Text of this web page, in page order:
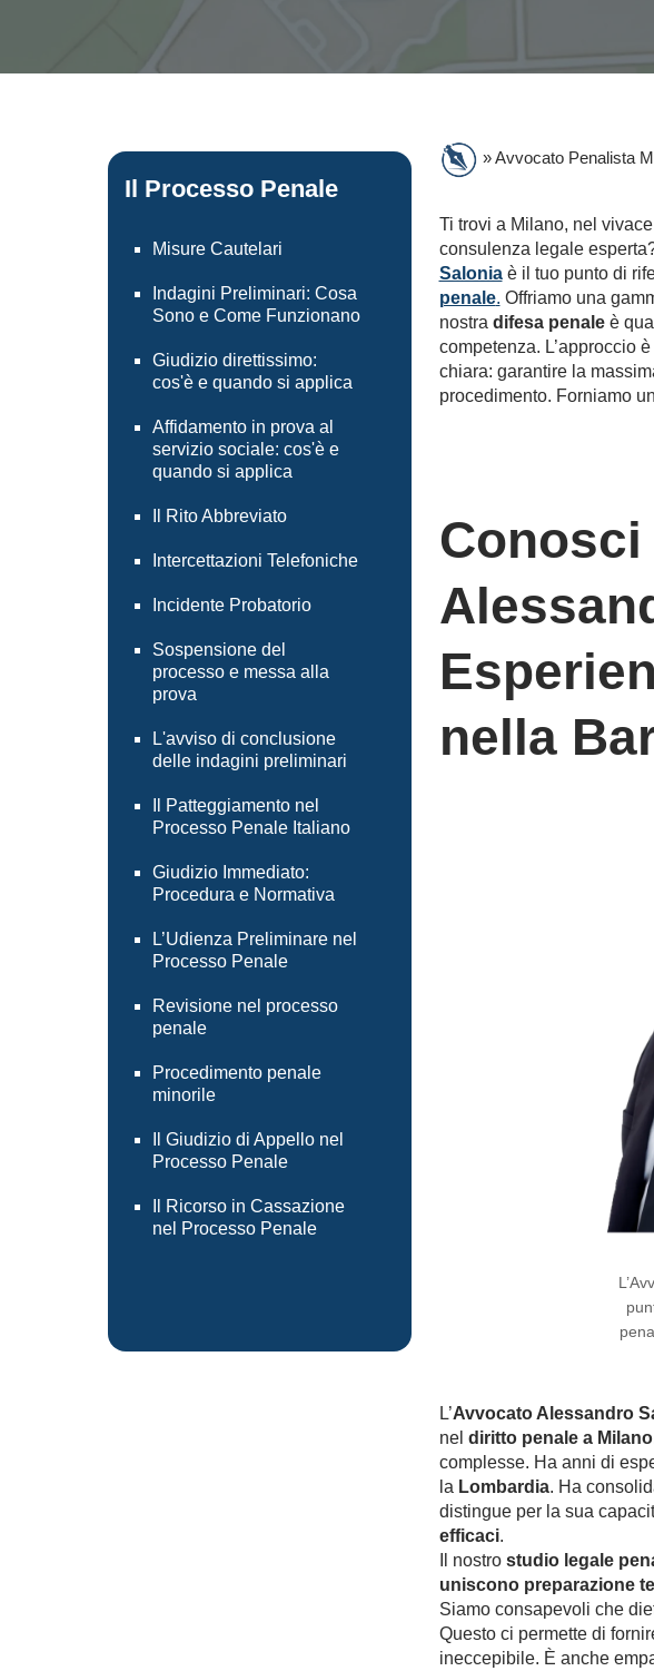
Il Processo Penale
Misure Cautelari
Indagini Preliminari: Cosa
Sono e Come Funzionano
Giudizio direttissimo:
cos'è e quando si applica
Affidamento in prova al
servizio sociale: cos'è e
quando si applica
Il Rito Abbreviato
Intercettazioni Telefoniche
Incidente Probatorio
Sospensione del
processo e messa alla
prova
L'avviso di conclusione
delle indagini preliminari
Il Patteggiamento nel
Processo Penale Italiano
Giudizio Immediato:
Procedura e Normativa
L’Udienza Preliminare nel
Processo Penale
Revisione nel processo
penale
Procedimento penale
minorile
Il Giudizio di Appello nel
Processo Penale
Il Ricorso in Cassazione
nel Processo Penale
»Avvocato Penalista
Ti trovi a Milano, nel vivace
consulenza legale
Saloniaè il tuo punto di
penale. Offriamo una
nostra difesa penaleè
competenza. L’approccio
chiara: garantire la
procedimento. Forniamo un
Conosci
nella
L’Avvocato Alessandro
nel diritto penale a Milano
complesse. Ha anni di
la Lombardia. Ha
distingue per la sua
efficaci.
Il nostro studio legale
uniscono preparazione
Siamo consapevoli che
Questo ci permette di
ineccepibile. È anche